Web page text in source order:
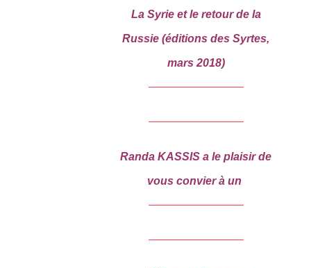
La Syrie et le retour de la
Russie (éditions des Syrtes,
mars 2018)
Randa KASSIS a le plaisir de
vous convier à un